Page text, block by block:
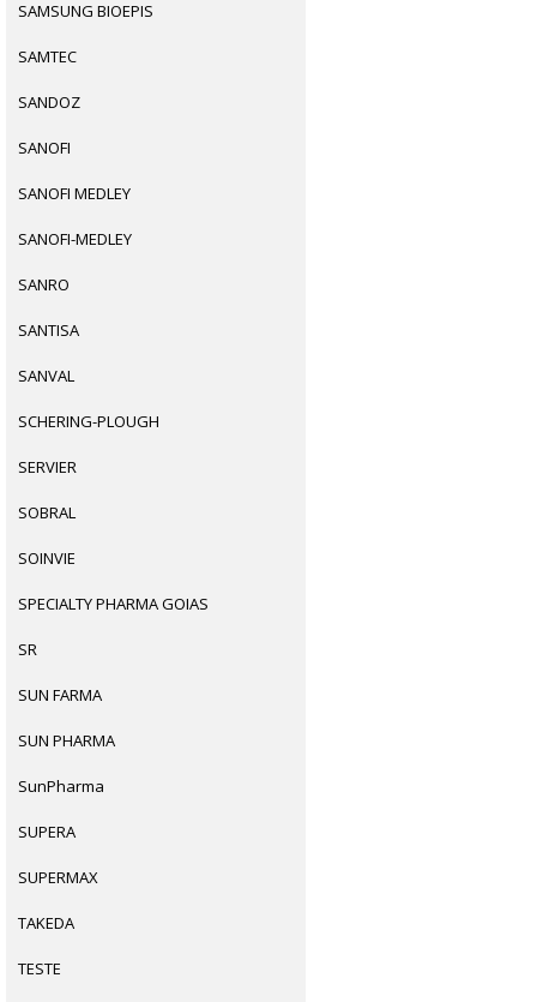
SAMSUNG BIOEPIS
SAMTEC
SANDOZ
SANOFI
SANOFI MEDLEY
SANOFI-MEDLEY
SANRO
SANTISA
SANVAL
SCHERING-PLOUGH
SERVIER
SOBRAL
SOINVIE
SPECIALTY PHARMA GOIAS
SR
SUN FARMA
SUN PHARMA
SunPharma
SUPERA
SUPERMAX
TAKEDA
TESTE